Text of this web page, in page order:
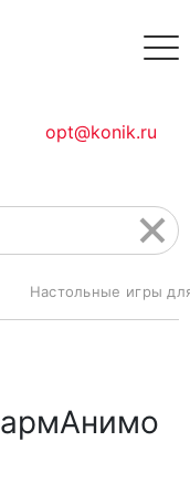
opt@konik.ru
Настольные игры